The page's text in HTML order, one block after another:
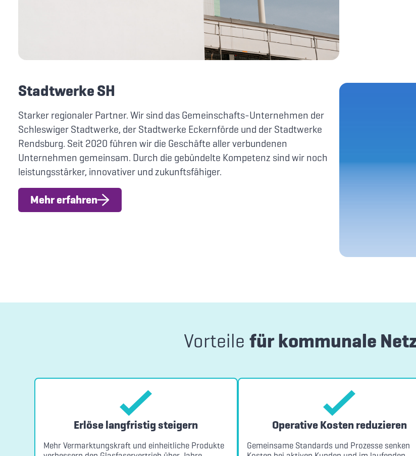
Stadtwerke SH
Starker regionaler Partner. Wir sind das Gemeinschafts-Unternehmen der
Schleswiger Stadtwerke, der Stadtwerke Eckernförde und der Stadtwerke
Rendsburg. Seit 2020 führen wir die Geschäfte aller verbundenen
Unternehmen gemeinsam. Durch die gebündelte Kompetenz sind wir noch
leistungsstärker, innovativer und zukunftsfähiger.
Mehr erfahren
Vorteile für kommunale
Erlöse langfristig steigern
Mehr Vermarktungskraft und einheitliche Produkte
Operative Kosten reduzieren
Gemeinsame Standards und Prozesse senken